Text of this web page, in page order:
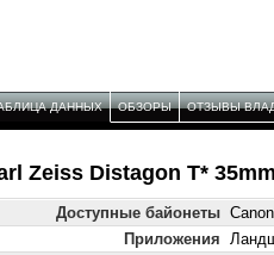
ДАННЫХ ОБЗОРЫ ОТЗЫВЫ
Zeiss Distagon T*
Доступные байонеты
Приложения